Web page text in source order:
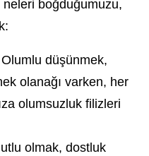
boğduğumuzu,
düşünmek,
olanağı varken, her
olumsuzluk filizleri
olmak, dostluk